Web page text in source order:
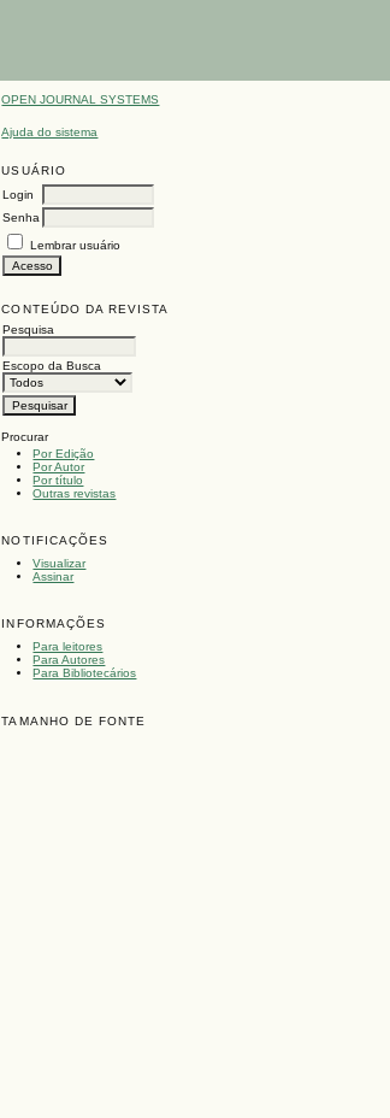
OPEN JOURNAL SYSTEMS
Ajuda do sistema
USUÁRIO
Login
Senha
Lembrar usuário
CONTEÚDO DA REVISTA
Pesquisa
Escopo da Busca
Procurar
Por Edição
Por Autor
Por título
Outras revistas
NOTIFICAÇÕES
Visualizar
Assinar
INFORMAÇÕES
Para leitores
Para Autores
Para Bibliotecários
TAMANHO DE FONTE